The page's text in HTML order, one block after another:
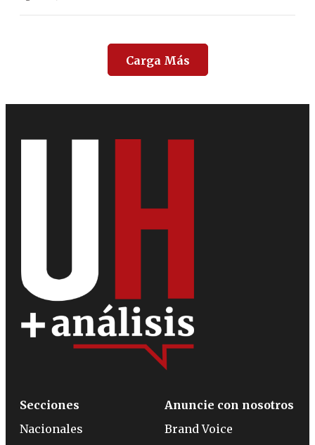
Carga Más
Secciones
Nacionales
Anuncie con nosotros
Brand Voice